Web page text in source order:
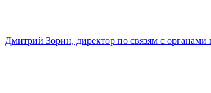
Дмитрий Зорин, директор по связям с